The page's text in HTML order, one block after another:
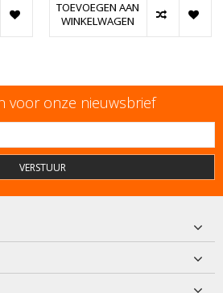
TOEVOEGEN AAN
WINKELWAGEN
voor onze nieuwsbrief
VERSTUUR